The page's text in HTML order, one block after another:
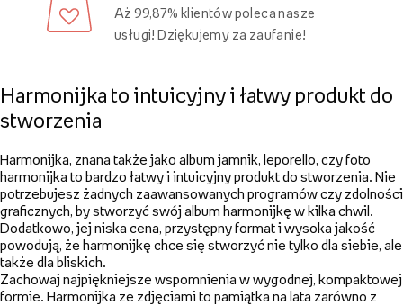
Aż 99,87% klientów poleca nasze
usługi! Dziękujemy za zaufanie!
Harmonijka to intuicyjny i łatwy produkt do
stworzenia
Harmonijka, znana także jako album jamnik, leporello, czy foto
harmonijka to bardzo łatwy i intuicyjny produkt do stworzenia. Nie
potrzebujesz żadnych zaawansowanych programów czy zdolności
graficznych, by stworzyć swój album harmonijkę w kilka chwil.
Dodatkowo, jej niska cena, przystępny format i wysoka jakość
powodują, że harmonijkę chce się stworzyć nie tylko dla siebie, ale
także dla bliskich.
Zachowaj najpiękniejsze wspomnienia w wygodnej, kompaktowej
formie. Harmonijka ze zdjęciami to pamiątka na lata zarówno z